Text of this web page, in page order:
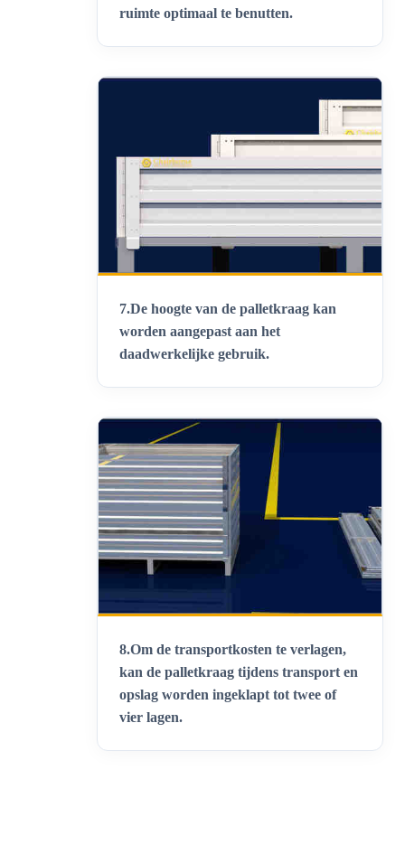
ruimte optimaal te benutten.
7.De hoogte van de palletkraag kan
worden aangepast aan het
daadwerkelijke gebruik.
8.Om de transportkosten te verlagen,
kan de palletkraag tijdens transport en
opslag worden ingeklapt tot twee of
vier lagen.